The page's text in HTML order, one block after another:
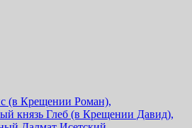
(в Крещении Роман),
князь Глеб (в Крещении Давид),